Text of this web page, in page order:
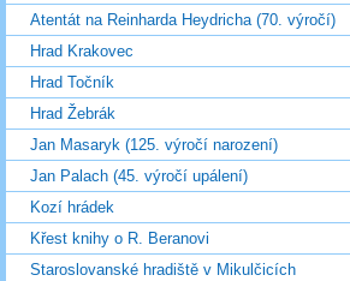
Atentát na Reinharda Heydricha (70. výročí)
Hrad Krakovec
Hrad Točník
Hrad Žebrák
Jan Masaryk (125. výročí narození)
Jan Palach (45. výročí upálení)
Kozí hrádek
Křest knihy o R. Beranovi
Staroslovanské hradiště v Mikulčicích